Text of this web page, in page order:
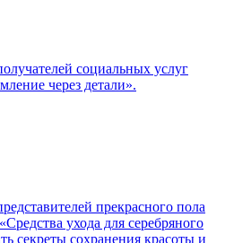
социальных услуг
через детали».
прекрасного пола
ухода для серебряного
секреты сохранения красоты и